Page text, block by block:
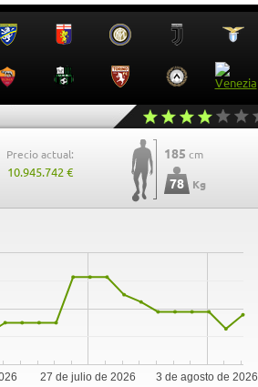
Precio actual:
10.945.742 €
185 cm
78 Kg
27 de julio de 2026 3 de agosto de 2026